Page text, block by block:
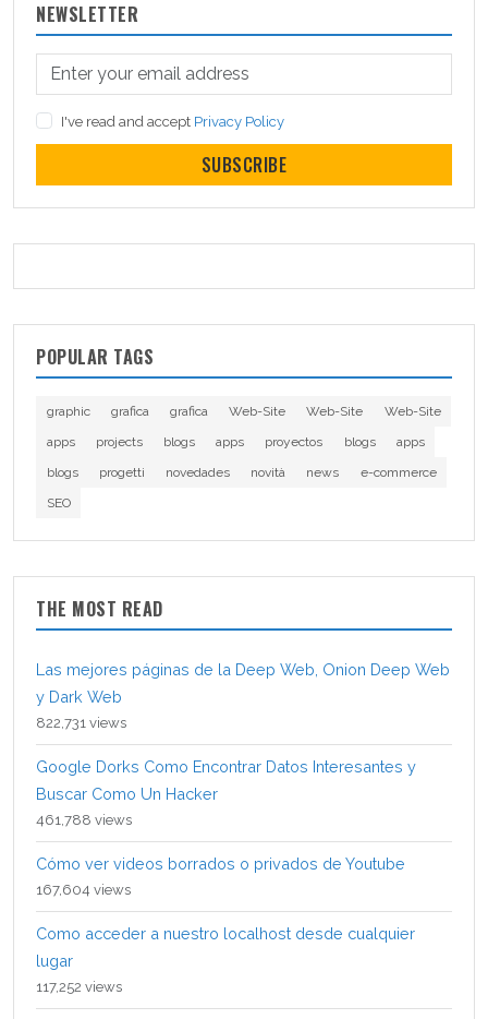
NEWSLETTER
I've read and accept Privacy Policy
SUBSCRIBE
POPULAR TAGS
graphic grafica grafica Web-Site Web-Site
Web-Site
apps
projects blogs apps proyectos blogs
apps
blogs
progetti novedades novità news
e-commerce
SEO
THE MOST READ
Las mejores páginas de la Deep Web, Onion Deep Web
y Dark Web
822,731 views
Google Dorks Como Encontrar Datos Interesantes y
Buscar Como Un Hacker
461,788 views
Cómo ver videos borrados o privados de Youtube
167,604 views
Como acceder a nuestro localhost desde cualquier
lugar
117,252 views